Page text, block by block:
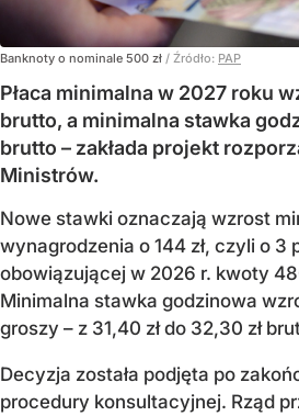
Banknoty o nominale 500 zł / Źródło: PAP
Płaca minimalna w 2027 roku
brutto, a minimalna stawka
brutto – zakłada projekt
Ministrów.
Nowe stawki oznaczają wzrost
wynagrodzenia o 144 zł, czyli o 3
obowiązującej w 2026 r. kwoty
Minimalna stawka godzinowa
groszy – z 31,40 zł do 32,30 zł
Decyzja została podjęta po
procedury konsultacyjnej. Rząd